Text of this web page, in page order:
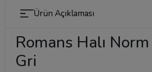
Ürün Açıklaması
Romans Halı
Gri